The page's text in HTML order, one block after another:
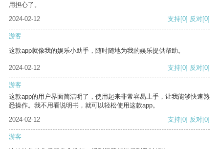
用担心了。
2024-02-12
支持[0] 反对[0]
游客
这款app就像我的娱乐小助手，随时随地为我的娱乐提供帮助。
2024-02-12 支持[0] 反对[0]
游客
这款app的用户界面简洁明了，使用起来非常容易上手，让我能够快速熟
悉操作。我不用看说明书，就可以轻松使用这款app。
2024-02-12
支持[0] 反对[0]
游客